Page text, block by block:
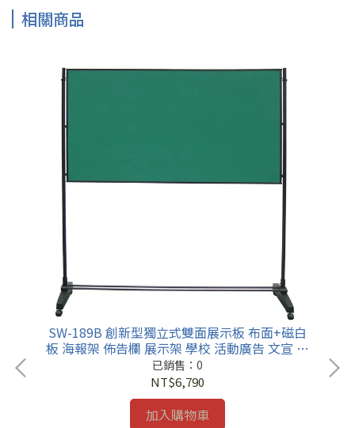
相關商品
SW-189B 創新型獨立式雙面展示板 布面+磁白
板 海報架 佈告欄 展示架 學校 活動廣告 文宣 招
生
已銷售：0
NT$6,790
加入購物車